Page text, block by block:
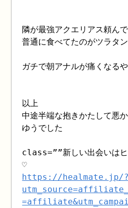
隣が最強アクエリアス頼ん
普通に食べてたのがツラタン
ガチで朝アナルが痛くなる
以上
中途半端な抱きかたして悪
ゆうでした
class=””新しい出会いはヒ
♡
https://healmate.jp/?